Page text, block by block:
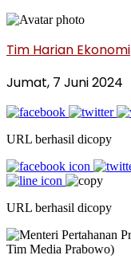
Tim Harian Ekonomi
Jumat, 7 Juni 2024
URL berhasil dicopy
URL berhasil dicopy